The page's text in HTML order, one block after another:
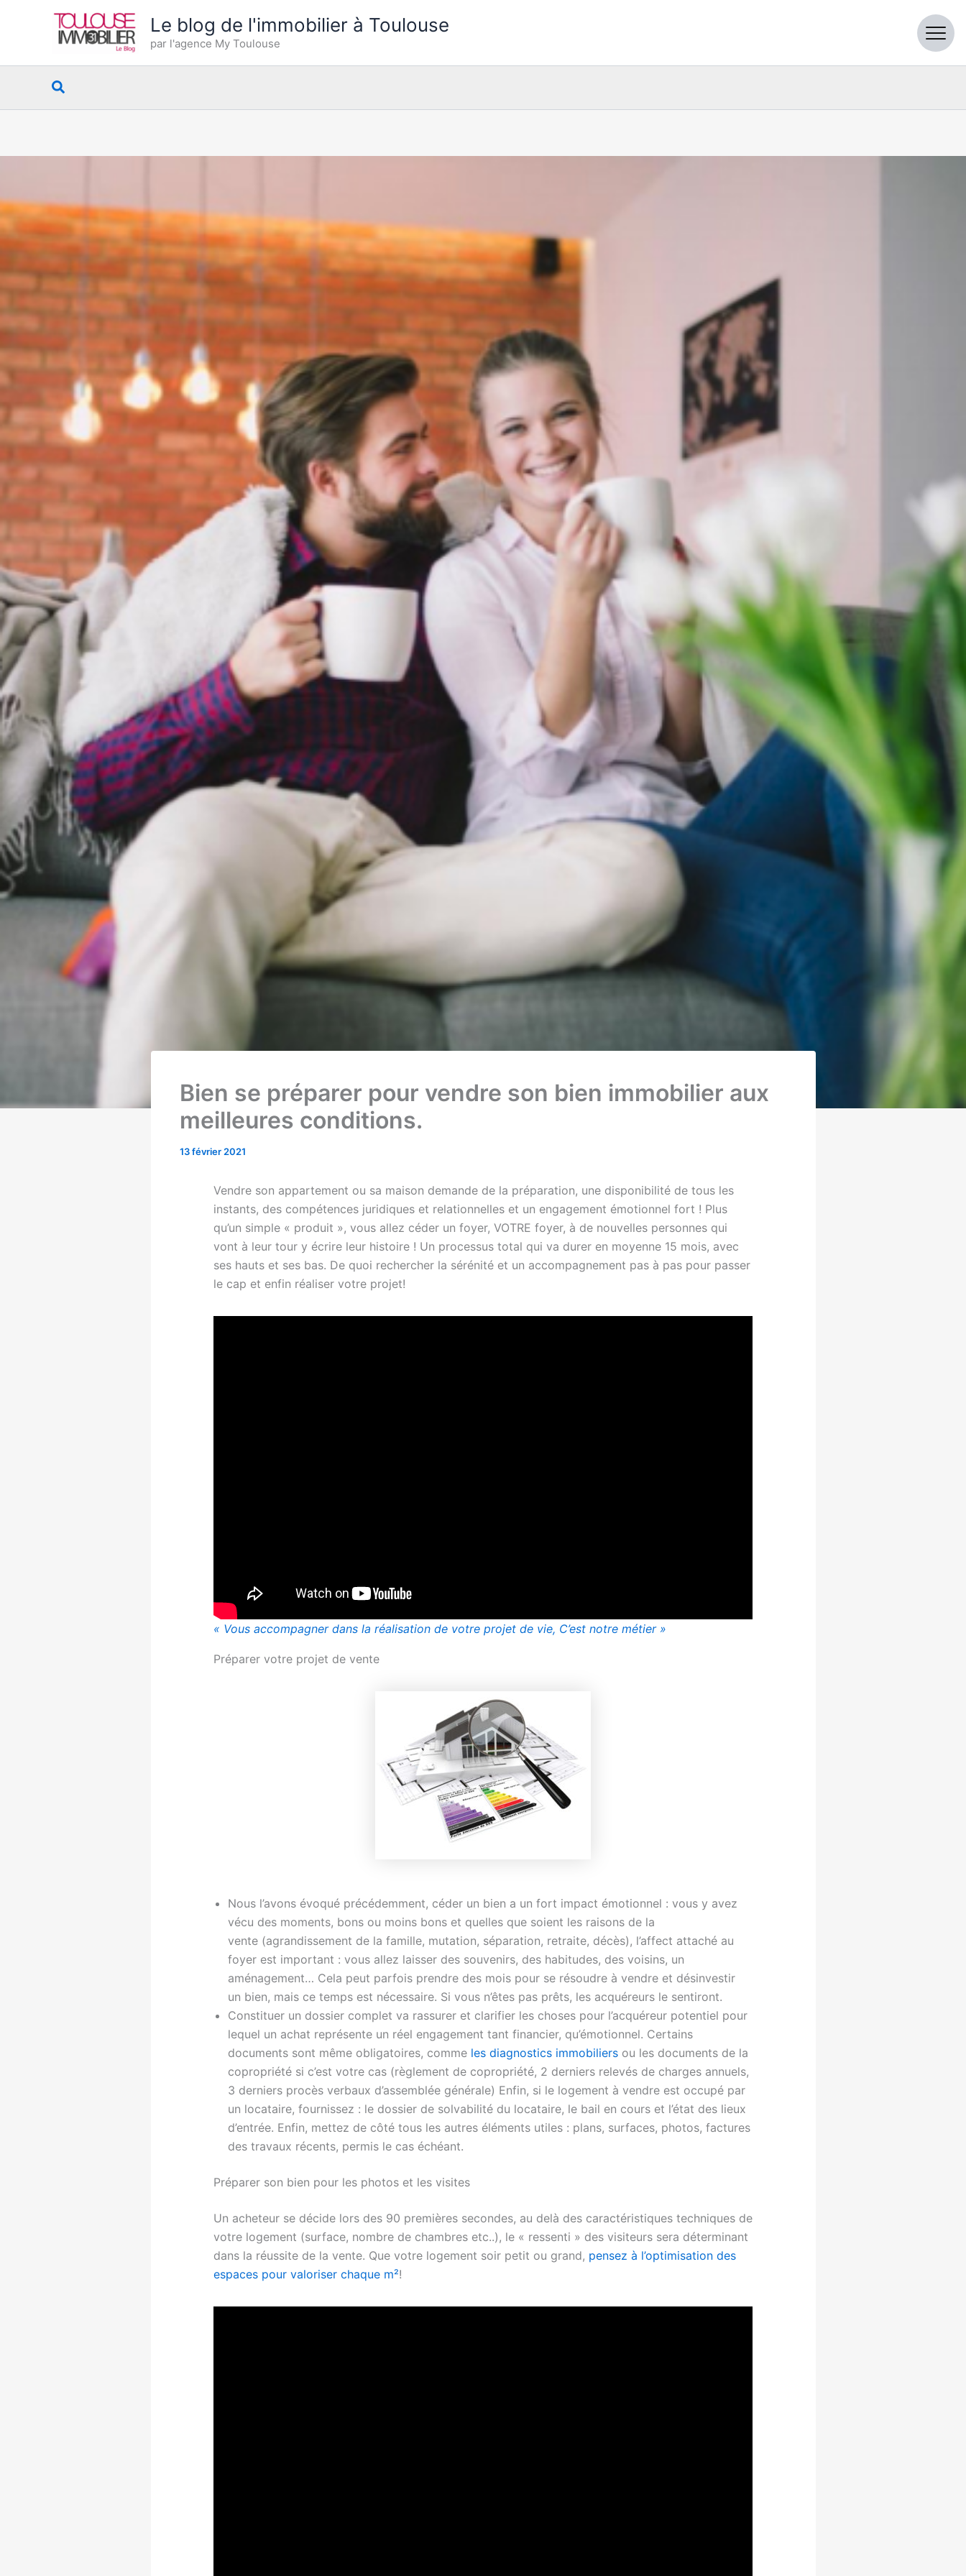
Le blog de l'immobilier à Toulouse
par l'agence My Toulouse
Rechercher
Bien se préparer pour vendre son bien immobilier aux
meilleures conditions.
13 février 2021
Vendre son appartement ou sa maison demande de la préparation, une disponibilité de tous les
instants, des compétences juridiques et relationnelles et un engagement émotionnel fort ! Plus
qu’un simple « produit », vous allez céder un foyer, VOTRE foyer, à de nouvelles personnes qui
vont à leur tour y écrire leur histoire ! Un processus total qui va durer en moyenne 15 mois, avec
ses hauts et ses bas. De quoi rechercher la sérénité et un accompagnement pas à pas pour passer
le cap et enfin réaliser votre projet!
« Vous accompagner dans la réalisation de votre projet de vie, C’est notre métier »
Préparer votre projet de vente
Nous l’avons évoqué précédemment, céder un bien a un fort impact émotionnel : vous y avez
vécu des moments, bons ou moins bons et quelles que soient les raisons de la
vente (agrandissement de la famille, mutation, séparation, retraite, décès), l’affect attaché au
foyer est important : vous allez laisser des souvenirs, des habitudes, des voisins, un
aménagement… Cela peut parfois prendre des mois pour se résoudre à vendre et désinvestir
un bien, mais ce temps est nécessaire. Si vous n’êtes pas prêts, les acquéreurs le sentiront.
Constituer un dossier complet va rassurer et clarifier les choses pour l’acquéreur potentiel pour
lequel un achat représente un réel engagement tant financier, qu’émotionnel. Certains
documents sont même obligatoires, comme les diagnostics immobiliers ou les documents de la
copropriété si c’est votre cas (règlement de copropriété, 2 derniers relevés de charges annuels,
3 derniers procès verbaux d’assemblée générale) Enfin, si le logement à vendre est occupé par
un locataire, fournissez : le dossier de solvabilité du locataire, le bail en cours et l’état des lieux
d’entrée. Enfin, mettez de côté tous les autres éléments utiles : plans, surfaces, photos, factures
des travaux récents, permis le cas échéant.
Préparer son bien pour les photos et les visites
Un acheteur se décide lors des 90 premières secondes, au delà des caractéristiques techniques de
votre logement (surface, nombre de chambres etc..), le « ressenti » des visiteurs sera déterminant
dans la réussite de la vente. Que votre logement soir petit ou grand, pensez à l’optimisation des
espaces pour valoriser chaque m²!